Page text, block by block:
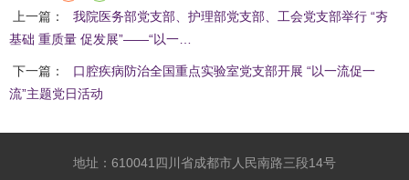
上一篇：
我院医务部党支部、护理部党支部、工会党支部举行 “夯
基础 重质量 促发展”——“以一…
下一篇：
口腔疾病防治全国重点实验室党支部开展 “以一流促一
流”主题党日活动
地址：610041四川省成都市人民南路三段14号